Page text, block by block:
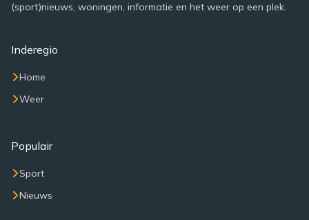
(sport)nieuws, woningen, informatie en het weer op een plek.
Inderegio
Home
Weer
Populair
Sport
Nieuws